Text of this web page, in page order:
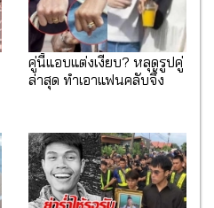
คู่นี้แอบแต่งเงียบ? หลุดรูปคู่
ล่าสุด ทำเอาแฟนคลับจึ้ง